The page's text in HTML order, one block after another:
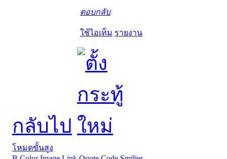
ตอบกลับ
ใช้ไอเท็ม รายงาน
กลับไป
โหมดขั้นสูง